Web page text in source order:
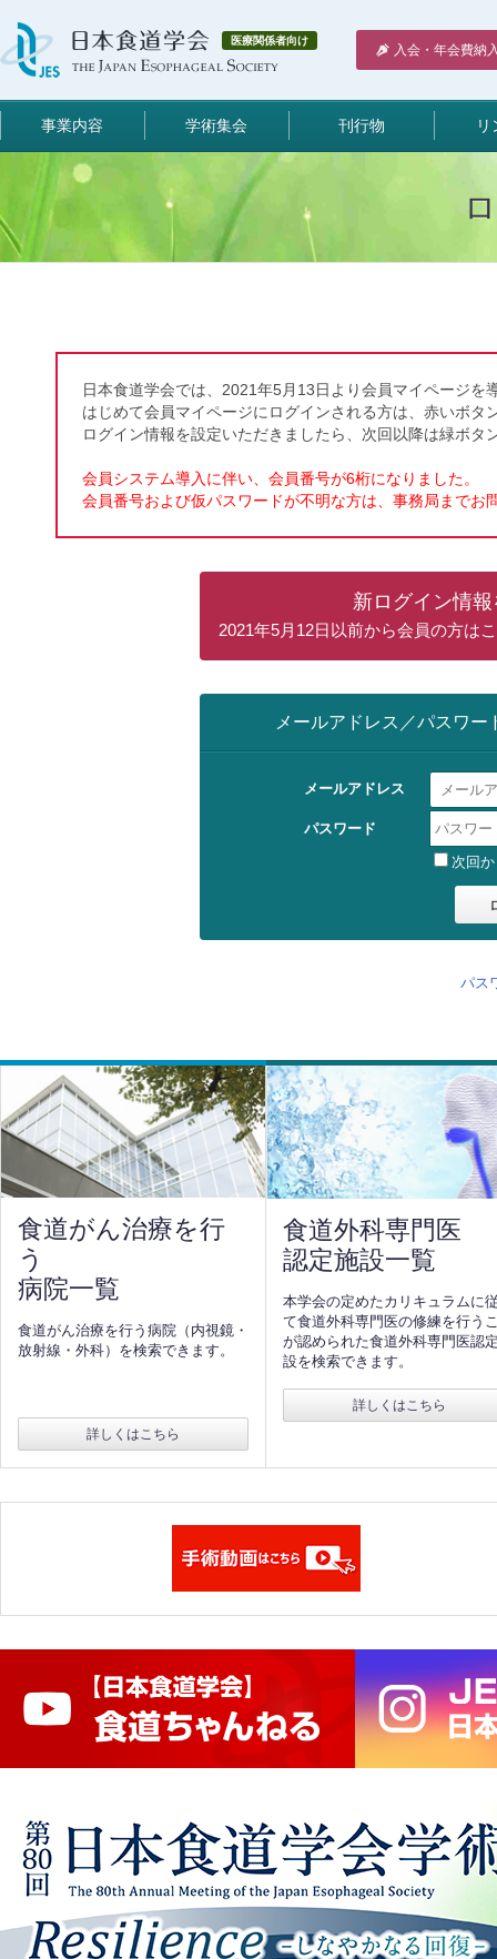
医療関係者向け
入会・年会費納
事業内容 学術集会 刊行物 リ
日本食道学会では、2021年5月13日より会員マイページを
はじめて会員マイページにログインされる方は、赤いボタ
ログイン情報を設定いただきましたら、次回以降は緑ボ
会員システム導入に伴い、会員番号が6桁になりました。
会員番号および仮パスワードが不明な方は、事務局までお
新ログイン情
2021年5月12日以前から会員の方は
メールアドレス／パスワ
メールアドレス
パスワード
次回
パス
食道がん治療を行
う
病院一覧
食道がん治療を行う病院（内視鏡・
放射線・外科）を検索できます。
詳しくはこちら
食道外科専門医
認定施設一覧
本学会の定めたカリキュラムに
て食道外科専門医の修練を行う
が認められた食道外科専門医認
設を検索できます。
詳しくはこちら